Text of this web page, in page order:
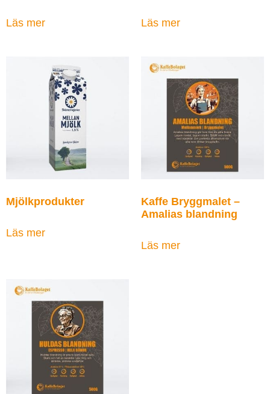
Läs mer Läs mer
Mjölkprodukter
Läs mer
Kaffe Bryggmalet –
Amalias blandning
Läs mer